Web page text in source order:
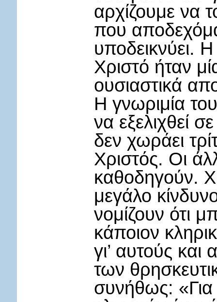
αρχίζουμε να
που
υποδεικνύει.
Χριστό ήταν
ουσιαστικά
Η γνωριμία
να εξελιχθεί
δεν χωράει
Χριστός. Οι
καθοδηγούν.
μεγάλο
νομίζουν ότι
κάποιον
γι’ αυτούς
των
συνήθως: «Για